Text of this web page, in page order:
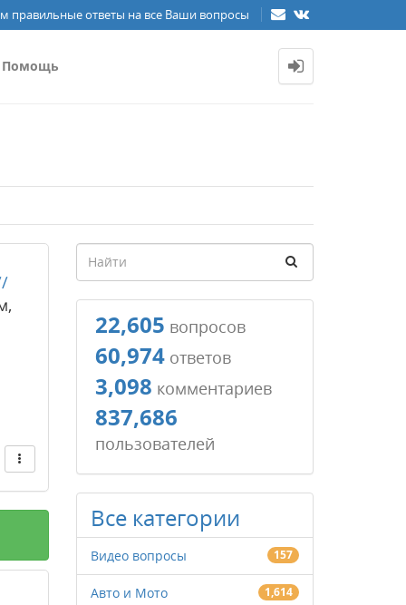
правильные ответы на все Ваши вопросы
Помощь
22,605 вопросов
60,974ответов
3,098 комментариев
837,686
пользователей
Все категории
Видео вопросы 157
Авто и Мото 1,614